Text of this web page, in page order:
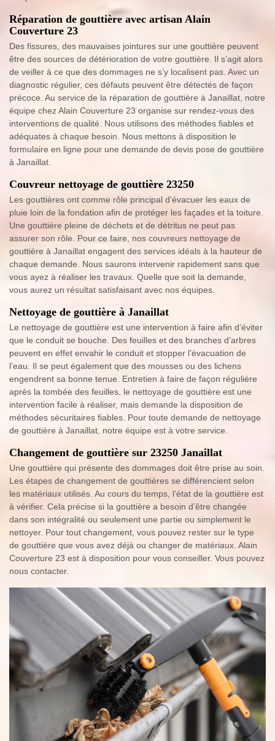
Réparation de gouttière avec artisan Alain
Couverture 23
Des fissures, des mauvaises jointures sur une gouttière peuvent
être des sources de détérioration de votre gouttière. Il s’agit alors
de veiller à ce que des dommages ne s’y localisent pas. Avec un
diagnostic régulier, ces défauts peuvent être détectés de façon
précoce. Au service de la réparation de gouttière à Janaillat, notre
équipe chez Alain Couverture 23 organise sur rendez-vous des
interventions de qualité. Nous utilisons des méthodes fiables et
adéquates à chaque besoin. Nous mettons à disposition le
formulaire en ligne pour une demande de devis pose de gouttière
à Janaillat.
Couvreur nettoyage de gouttière 23250
Les gouttières ont comme rôle principal d’évacuer les eaux de
pluie loin de la fondation afin de protéger les façades et la toiture.
Une gouttière pleine de déchets et de détritus ne peut pas
assurer son rôle. Pour ce faire, nos couvreurs nettoyage de
gouttière à Janaillat engagent des services idéals à la hauteur de
chaque demande. Nous saurons intervenir rapidement sans que
vous ayez à réaliser les travaux. Quelle que soit la demande,
vous aurez un résultat satisfaisant avec nos équipes.
Nettoyage de gouttière à Janaillat
Le nettoyage de gouttière est une intervention à faire afin d’éviter
que le conduit se bouche. Des feuilles et des branches d’arbres
peuvent en effet envahir le conduit et stopper l’évacuation de
l’eau. Il se peut également que des mousses ou des lichens
engendrent sa bonne tenue. Entretien à faire de façon régulière
après la tombée des feuilles, le nettoyage de gouttière est une
intervention facile à réaliser, mais demande la disposition de
méthodes sécuritaires fiables. Pour toute demande de nettoyage
de gouttière à Janaillat, notre équipe est à votre service.
Changement de gouttière sur 23250 Janaillat
Une gouttière qui présente des dommages doit être prise au soin.
Les étapes de changement de gouttières se différencient selon
les matériaux utilisés. Au cours du temps, l’état de la gouttière est
à vérifier. Cela précise si la gouttière a besoin d’être changée
dans son intégralité ou seulement une partie ou simplement le
nettoyer. Pour tout changement, vous pouvez rester sur le type
de gouttière que vous avez déjà ou changer de matériaux. Alain
Couverture 23 est à disposition pour vous conseiller. Vous pouvez
nous contacter.